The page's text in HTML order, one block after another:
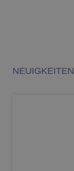
NEUIGKEITEN